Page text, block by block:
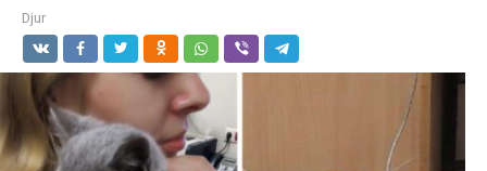
Djur